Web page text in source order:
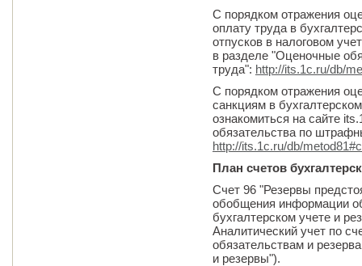
С порядком отражения
оплату труда в
отпусков в налоговом
в разделе "Оценочные
труда": http://its.1c.ru/db/
С порядком отражения
санкциям в
ознакомиться на сайте
обязательства по
http://its.1c.ru/db/
План счетов
Счет 96 "Резервы
обобщения информации
бухгалтерском учете и
Аналитический учет по
обязательствам и
и резервы").